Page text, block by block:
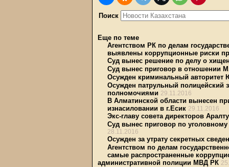
Поиск
Еще по теме
Агентством РК по делам
выявлены коррупционные риски
Суд вынес решение по делу о
Суд вынес приговор в отношении
Осужден криминальный авторитет
Осужден патрульный полицейский
полномочиями 29.11.2016
В Алматинской области вынесен
изнасиловании в г.Есик 29.11.2016
Экс-главу совета директоров
Суд вынес приговор по
28.11.2016
Осужден за утрату секретных
Агентством по делам
самые распространенные
административной полиции МВД РК